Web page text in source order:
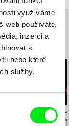
využíváme
web používáte,
inzerci a
s
nebo které
služby.
Sofia
Francisco
Alexandru
Velká